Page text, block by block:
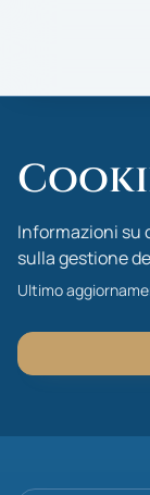
Informazioni su
sulla gestione
Ultimo